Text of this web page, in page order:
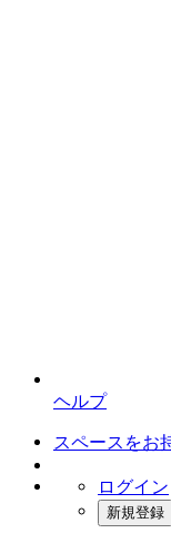
ヘルプ
スペースをお
ログイン
新規登録